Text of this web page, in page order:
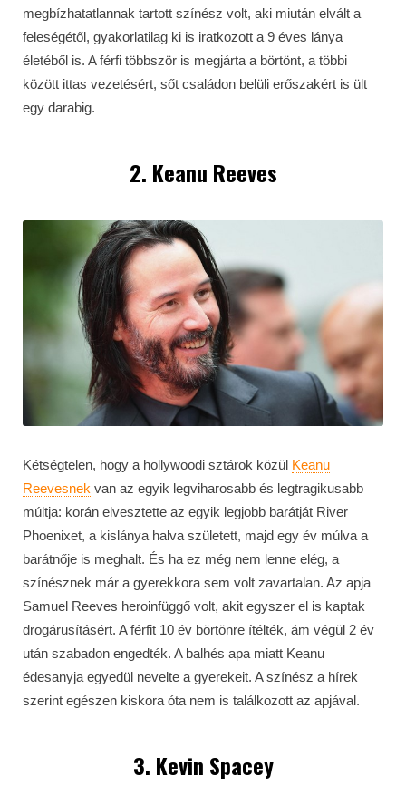
megbízhatatlannak tartott színész volt, aki miután elvált a
feleségétől, gyakorlatilag ki is iratkozott a 9 éves lánya
életéből is. A férfi többször is megjárta a börtönt, a többi
között ittas vezetésért, sőt családon belüli erőszakért is ült
egy darabig.
2. Keanu Reeves
Kétségtelen, hogy a hollywoodi sztárok közül Keanu
Reevesnek van az egyik legviharosabb és legtragikusabb
múltja: korán elvesztette az egyik legjobb barátját River
Phoenixet, a kislánya halva született, majd egy év múlva a
barátnője is meghalt. És ha ez még nem lenne elég, a
színésznek már a gyerekkora sem volt zavartalan. Az apja
Samuel Reeves heroinfüggő volt, akit egyszer el is kaptak
drogárusításért. A férfit 10 év börtönre ítélték, ám végül 2 év
után szabadon engedték. A balhés apa miatt Keanu
édesanyja egyedül nevelte a gyerekeit. A színész a hírek
szerint egészen kiskora óta nem is találkozott az apjával.
3. Kevin Spacey